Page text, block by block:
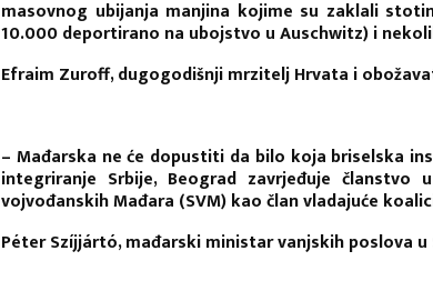
masovnog ubijanja manjina kojime su zaklali
10.000 deportirano na ubojstvo u Auschwitz) i
Efraim Zuroff, dugogodišnji mrzitelj Hrvata i
– Mađarska ne će dopustiti da bilo koja briselska
integriranje Srbije, Beograd zavrjeđuje
vojvođanskih Mađara (SVM) kao član vladajuće
Péter Szíjjártó, mađarski ministar vanjskih poslova